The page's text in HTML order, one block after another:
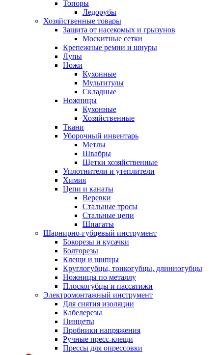
Топоры
Ледорубы
Хозяйственные товары
Защита от насекомых и грызунов
Москитные сетки
Крепежные ремни и шнуры
Лупы
Ножи
Кухонные
Мультитулы
Складные
Ножницы
Кухонные
Хозяйственные
Ткани
Уборочный инвентарь
Метлы
Швабры
Щетки хозяйственные
Уплотнители и утеплители
Химия
Цепи и канаты
Веревки
Стальные тросы
Стальные цепи
Шпагаты
Шарнирно-губцевый инструмент
Бокорезы и кусачки
Болторезы
Клещи и щипцы
Круглогубцы, тонкогубцы, длинногубцы
Ножницы по металлу
Плоскогубцы и пассатижи
Электромонтажный инструмент
Для снятия изоляции
Кабелерезы
Пинцеты
Пробники напряжения
Ручные пресс-клещи
Прессы для опрессовки